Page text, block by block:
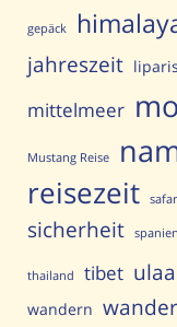
gepäck
jahreszeit
mittelmeer
Mustang Reise
reisezeit
sicherheit spanien
thailand tibet
wandern